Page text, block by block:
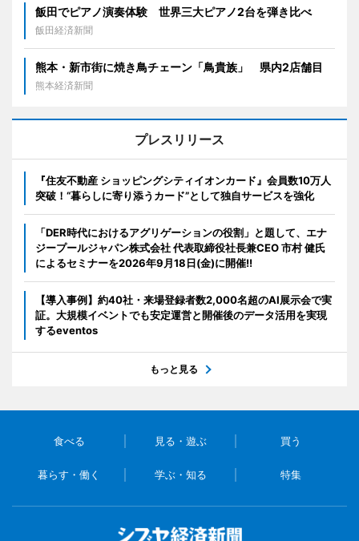
飯田でピアノ演奏体験 世界三大ピアノ2台を弾き比べ
飯田経済新聞
熊本・新市街に焼き鳥チェーン「鳥貴族」 県内2店舗目
熊本経済新聞
プレスリリース
『住友不動産 ショッピングシティイオンカード』会員数10万人
突破！“暮らしに寄り添うカード”として独自サービスを強化
「DER時代におけるアグリゲーションの役割」と題して、エナ
ジープールジャパン株式会社 代表取締役社長兼CEO 市村 健氏
によるセミナーを2026年9月18日(金)に開催!!
【導入事例】約40社・来場登録者数2,000名超のAI展示会で実
証。大規模イベントでも安定運営と開催後のデータ活用を実現
するeventos
もっと見る
食べる 見る・遊ぶ 買う
暮らす・働く 学ぶ・知る 特集